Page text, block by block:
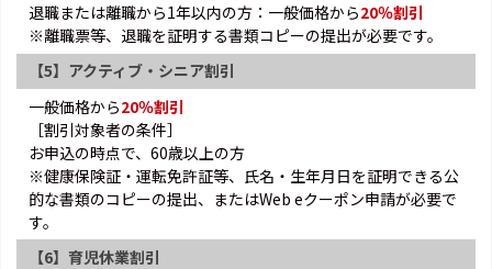
退職または離職から1年以内の方：一般価格から20％割引
※離職票等、退職を証明する書類コピーの提出が必要です。
【5】アクティブ・シニア割引
一般価格から20％割引
［割引対象者の条件］
お申込の時点で、60歳以上の方
※健康保険証・運転免許証等、氏名・生年月日を証明できる公
的な書類のコピーの提出、またはWeb eクーポン申請が必要で
す。
【6】育児休業割引